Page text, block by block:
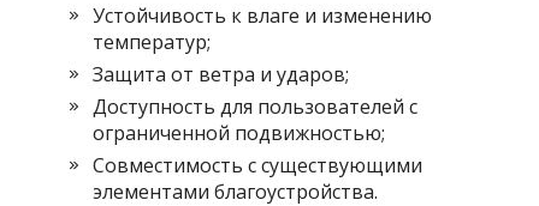
Устойчивость к влаге и изменению
температур;
Защита от ветра и ударов;
Доступность для пользователей с
ограниченной подвижностью;
Совместимость с существующими
элементами благоустройства.